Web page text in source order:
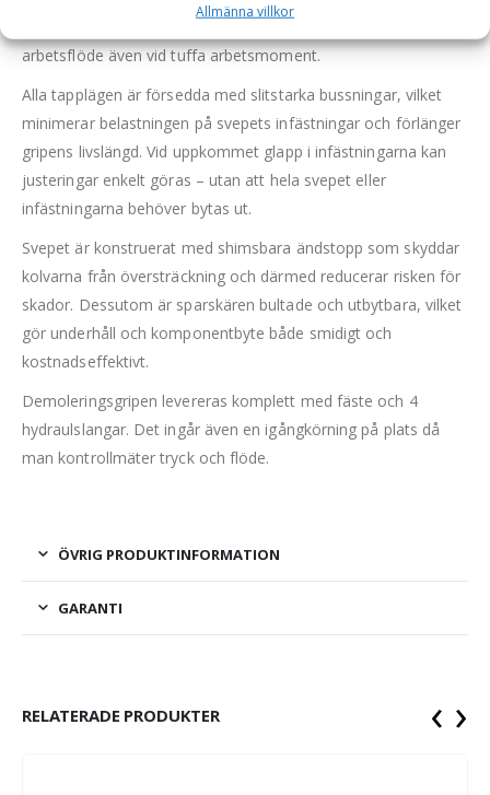
Allmänna villkor
arbetsflöde även vid tuffa arbetsmoment.
Alla tapplägen är försedda med slitstarka bussningar, vilket
minimerar belastningen på svepets infästningar och förlänger
gripens livslängd. Vid uppkommet glapp i infästningarna kan
justeringar enkelt göras – utan att hela svepet eller
infästningarna behöver bytas ut.
Svepet är konstruerat med shimsbara ändstopp som skyddar
kolvarna från översträckning och därmed reducerar risken för
skador. Dessutom är sparskären bultade och utbytbara, vilket
gör underhåll och komponentbyte både smidigt och
kostnadseffektivt.
Demoleringsgripen levereras komplett med fäste och 4
hydraulslangar. Det ingår även en igångkörning på plats då
man kontrollmäter tryck och flöde.
ÖVRIG PRODUKTINFORMATION
GARANTI
RELATERADE PRODUKTER ‹ ›